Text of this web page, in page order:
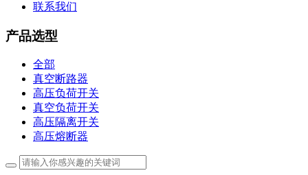
联系我们
产品选型
全部
真空断路器
高压负荷开关
真空负荷开关
高压隔离开关
高压熔断器